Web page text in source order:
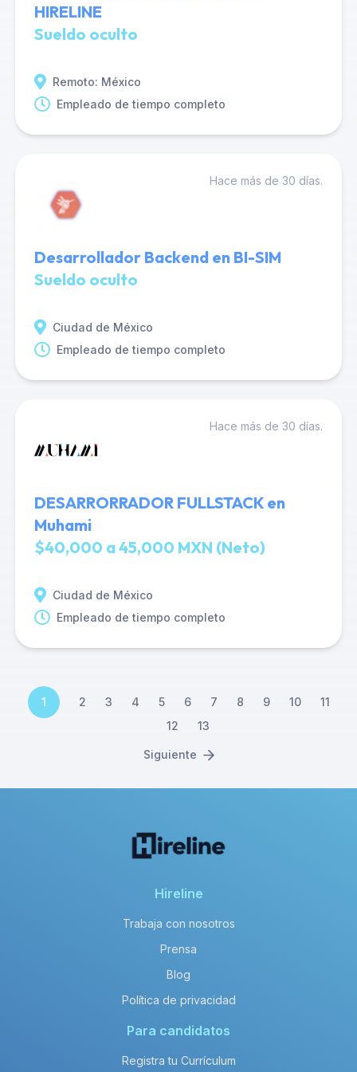
HIRELINE
Sueldo oculto
Remoto: México
Empleado de tiempo completo
Hace más de 30 días.
Desarrollador Backend en BI-SIM
Sueldo oculto
Ciudad de México
Empleado de tiempo completo
Hace más de 30 días.
DESARRORRADOR FULLSTACK en
Muhami
$40,000 a 45,000 MXN (Neto)
Ciudad de México
Empleado de tiempo completo
1 2 3 4 5 6 7 8 9 10
11
12
13
Siguiente
Hireline
Trabaja con nosotros
Prensa
Blog
Política de privacidad
Para candidatos
Registra tu Currículum